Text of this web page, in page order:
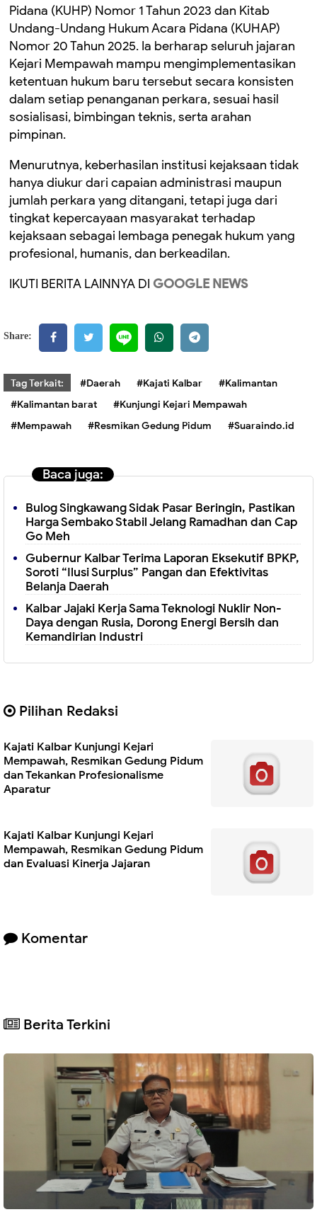
Pidana (KUHP) Nomor 1 Tahun 2023 dan Kitab
Undang-Undang Hukum Acara Pidana (KUHAP)
Nomor 20 Tahun 2025. Ia berharap seluruh jajaran
Kejari Mempawah mampu mengimplementasikan
ketentuan hukum baru tersebut secara konsisten
dalam setiap penanganan perkara, sesuai hasil
sosialisasi, bimbingan teknis, serta arahan
pimpinan.
Menurutnya, keberhasilan institusi kejaksaan tidak
hanya diukur dari capaian administrasi maupun
jumlah perkara yang ditangani, tetapi juga dari
tingkat kepercayaan masyarakat terhadap
kejaksaan sebagai lembaga penegak hukum yang
profesional, humanis, dan berkeadilan.
IKUTI BERITA LAINNYA DI GOOGLE NEWS
Share:
Tag Terkait: #Daerah #Kajati Kalbar
#Kalimantan
#Kalimantan barat
#Kunjungi Kejari Mempawah
#Mempawah
#Resmikan Gedung Pidum #Suaraindo.id
Baca juga:
Bulog Singkawang Sidak Pasar Beringin, Pastikan
Harga Sembako Stabil Jelang Ramadhan dan Cap
Go Meh
Gubernur Kalbar Terima Laporan Eksekutif BPKP,
Soroti “Ilusi Surplus” Pangan dan Efektivitas
Belanja Daerah
Kalbar Jajaki Kerja Sama Teknologi Nuklir Non-
Daya dengan Rusia, Dorong Energi Bersih dan
Kemandirian Industri
Pilihan Redaksi
Kajati Kalbar Kunjungi Kejari
Mempawah, Resmikan Gedung Pidum
dan Tekankan Profesionalisme
Aparatur
Kajati Kalbar Kunjungi Kejari
Mempawah, Resmikan Gedung Pidum
dan Evaluasi Kinerja Jajaran
Komentar
Berita Terkini